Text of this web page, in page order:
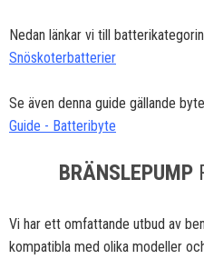
Nedan länkar vi till
Snöskoterbatterier
Se även denna guide gällande
Guide - Batteribyte
BRÄNSLEPUMP
Vi har ett omfattande utbud av
kompatibla med olika modeller